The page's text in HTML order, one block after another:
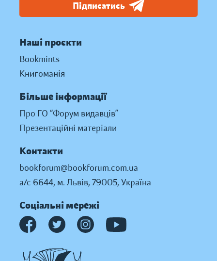
Підписатись
Наші проєкти
Bookmints
Книгоманія
Більше інформації
Про ГО “Форум видавців”
Презентаційні матеріали
Контакти
bookforum@bookforum.com.ua
а/с 6644, м. Львів, 79005, Україна
Соціальні мережі